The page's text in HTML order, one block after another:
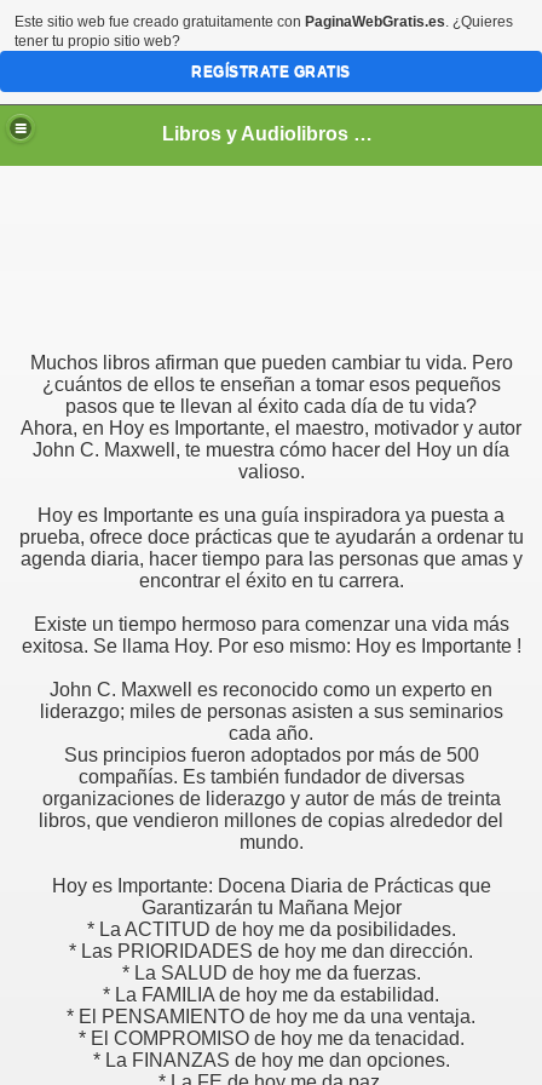
Libros y Audiolibros Para emprendedores
Muchos libros afirman que pueden cambiar tu vida. Pero
¿cuántos de ellos te enseñan a tomar esos pequeños
pasos que te llevan al éxito cada día de tu vida?
Ahora, en Hoy es Importante, el maestro, motivador y autor
John C. Maxwell, te muestra cómo hacer del Hoy un día
valioso.
Hoy es Importante es una guía inspiradora ya puesta a
prueba, ofrece doce prácticas que te ayudarán a ordenar tu
agenda diaria, hacer tiempo para las personas que amas y
encontrar el éxito en tu carrera.
Existe un tiempo hermoso para comenzar una vida más
exitosa. Se llama Hoy. Por eso mismo: Hoy es Importante !
John C. Maxwell es reconocido como un experto en
liderazgo; miles de personas asisten a sus seminarios
cada año.
Sus principios fueron adoptados por más de 500
compañías. Es también fundador de diversas
organizaciones de liderazgo y autor de más de treinta
libros, que vendieron millones de copias alrededor del
mundo.
Hoy es Importante: Docena Diaria de Prácticas que
Garantizarán tu Mañana Mejor
* La ACTITUD de hoy me da posibilidades.
* Las PRIORIDADES de hoy me dan dirección.
* La SALUD de hoy me da fuerzas.
* La FAMILIA de hoy me da estabilidad.
* El PENSAMIENTO de hoy me da una ventaja.
* El COMPROMISO de hoy me da tenacidad.
* La FINANZAS de hoy me dan opciones.
Este sitio web fue creado gratuitamente con PaginaWebGratis.es. ¿Quieres
tener tu propio sitio web?
REGÍSTRATE GRATIS